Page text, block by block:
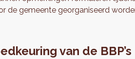
de gemeente georganiseerd
van de BBP’s